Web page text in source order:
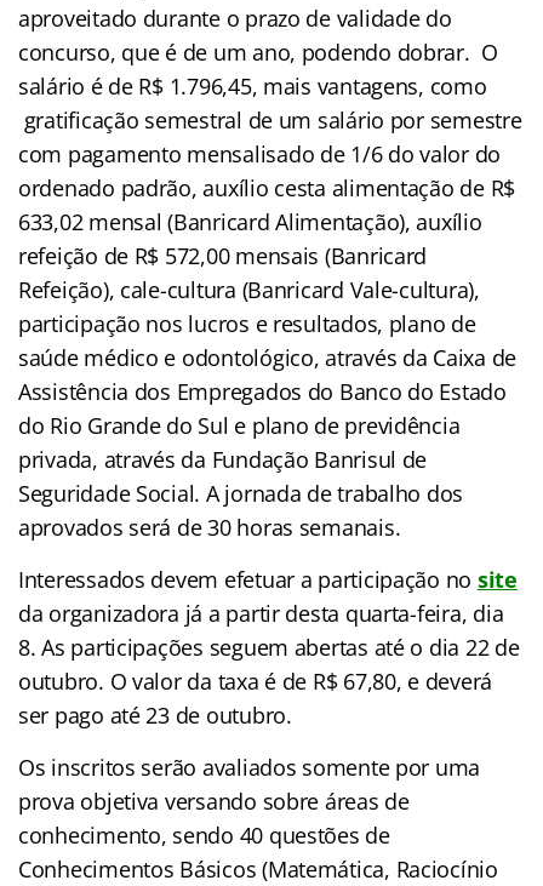
aproveitado durante o prazo de validade do
concurso, que é de um ano, podendo dobrar. O
salário é de R$ 1.796,45, mais vantagens, como
gratificação semestral de um salário por semestre
com pagamento mensalisado de 1/6 do valor do
ordenado padrão, auxílio cesta alimentação de R$
633,02 mensal (Banricard Alimentação), auxílio
refeição de R$ 572,00 mensais (Banricard
Refeição), cale-cultura (Banricard Vale-cultura),
participação nos lucros e resultados, plano de
saúde médico e odontológico, através da Caixa de
Assistência dos Empregados do Banco do Estado
do Rio Grande do Sul e plano de previdência
privada, através da Fundação Banrisul de
Seguridade Social. A jornada de trabalho dos
aprovados será de 30 horas semanais.
Interessados devem efetuar a participação no site
da organizadora já a partir desta quarta-feira, dia
8. As participações seguem abertas até o dia 22 de
outubro. O valor da taxa é de R$ 67,80, e deverá
ser pago até 23 de outubro.
Os inscritos serão avaliados somente por uma
prova objetiva versando sobre áreas de
conhecimento, sendo 40 questões de
Conhecimentos Básicos (Matemática, Raciocínio